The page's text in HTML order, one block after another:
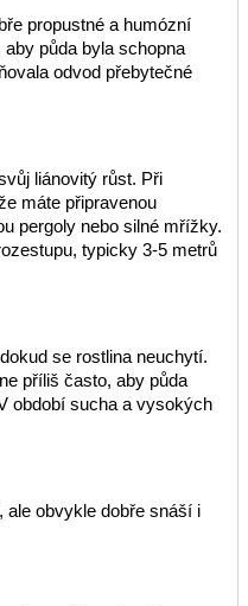
propustné a humózní
půda byla schopna
odvod přebytečné
liánovitý růst. Při
máte připravenou
pergoly nebo silné mřížky.
typicky 3-5 metrů
se rostlina neuchytí.
příliš často, aby půda
období sucha a vysokých
obvykle dobře snáší i